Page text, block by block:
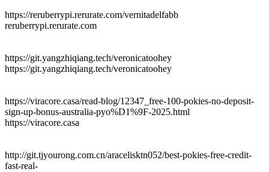
https://reruberrypi.rerurate.com/vernitadelfabb
reruberrypi.rerurate.com
https://git.yangzhiqiang.tech/veronicatoohey
https://git.yangzhiqiang.tech/veronicatoohey
https://viracore.casa/read-blog/12347_free-100-pokies-no-deposit-
sign-up-bonus-australia-pyo%D1%9F-2025.html
https://viracore.casa
http://git.tjyourong.com.cn/aracelisktn052/best-pokies-free-credit-
fast-real-